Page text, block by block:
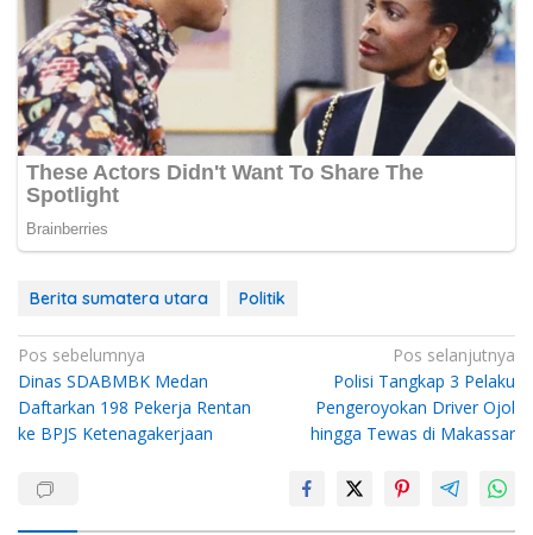
Berita sumatera utara Politik
Navigasi
pos
Pos sebelumnya
Dinas SDABMBK Medan
Daftarkan 198 Pekerja Rentan
ke BPJS Ketenagakerjaan
Pos selanjutnya
Polisi Tangkap 3 Pelaku
Pengeroyokan Driver Ojol
hingga Tewas di Makassar